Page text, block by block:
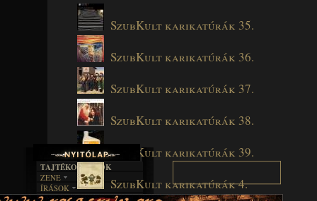
SzubKult karikatúrák 35.
SzubKult karikatúrák 36.
SzubKult karikatúrák 37.
SzubKult karikatúrák 38.
SzubKult karikatúrák 39.
SzubKult karikatúrák 4.
TAJTÉKOS LAPOK
ZENE
EGYÜTTESEK
ÍRÁSOK
BOSZORKÁNYKONYHA